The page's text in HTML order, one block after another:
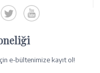
e-bültenimize kayıt ol!